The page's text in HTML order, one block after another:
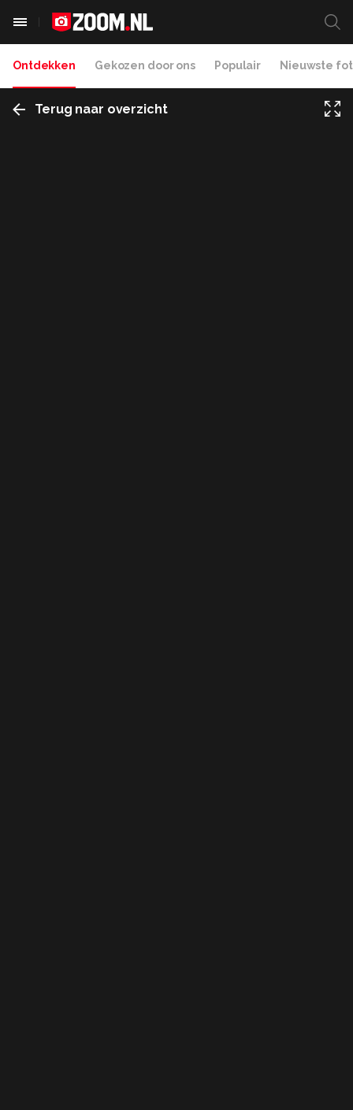
Ontdekken Gekozen door ons Populair Nieuwste
Terug naar overzicht